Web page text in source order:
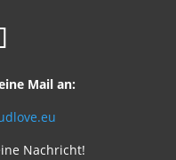
Mail an:
Nachricht!